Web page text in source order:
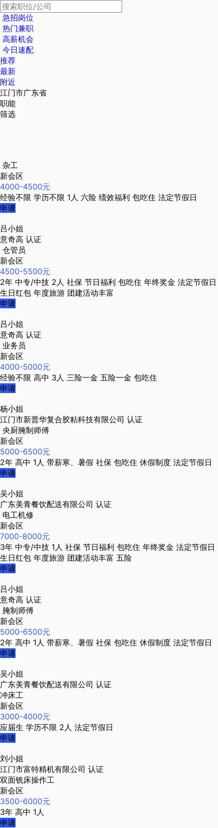
急招岗位
热门兼职
高薪机会
今日速配
推荐
最新
附近
江门市广东省
职能
筛选
杂工
新会区
4000-4500元
经验不限 学历不限 1人 六险 绩效福利 包吃住 法定节假日
申请
吕小姐
意奇高 认证
仓管员
新会区
4500-5500元
2年 中专/中技 2人 社保 节日福利 包吃住 年终奖金 法定节假日
生日红包 年度旅游 团建活动丰富
申请
吕小姐
意奇高 认证
业务员
新会区
4000-5000元
经验不限 高中 3人 三险一金 五险一金 包吃住
申请
杨小姐
江门市新普华复合胶粘科技有限公司 认证
央厨腌制师傅
新会区
5000-6500元
2年 高中 1人 带薪寒、暑假 社保 包吃住 休假制度 法定节假日
申请
吴小姐
广东美青餐饮配送有限公司 认证
电工机修
新会区
7000-8000元
3年 中专/中技 1人 社保 节日福利 包吃住 年终奖金 法定节假日
生日红包 年度旅游 团建活动丰富 五险
申请
吕小姐
意奇高 认证
腌制师傅
新会区
5000-6500元
2年 高中 1人 带薪寒、暑假 社保 包吃住 休假制度 法定节假日
申请
吴小姐
广东美青餐饮配送有限公司 认证
冲床工
新会区
3000-4000元
应届生 学历不限 2人 法定节假日
申请
刘小姐
江门市富特精机有限公司 认证
双面铣床操作工
新会区
3500-6000元
3年 高中 1人
申请